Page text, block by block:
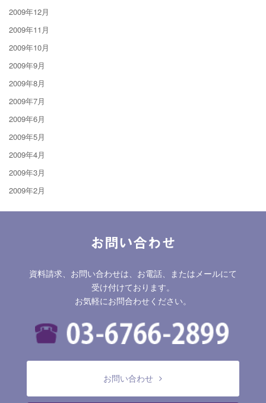
2009年12月
2009年11月
2009年10月
2009年9月
2009年8月
2009年7月
2009年6月
2009年5月
2009年4月
2009年3月
2009年2月
お問い合わせ
資料請求、お問い合わせは、お電話、またはメールにて
受け付けております。
お気軽にお問合わせください。
お問い合わせ